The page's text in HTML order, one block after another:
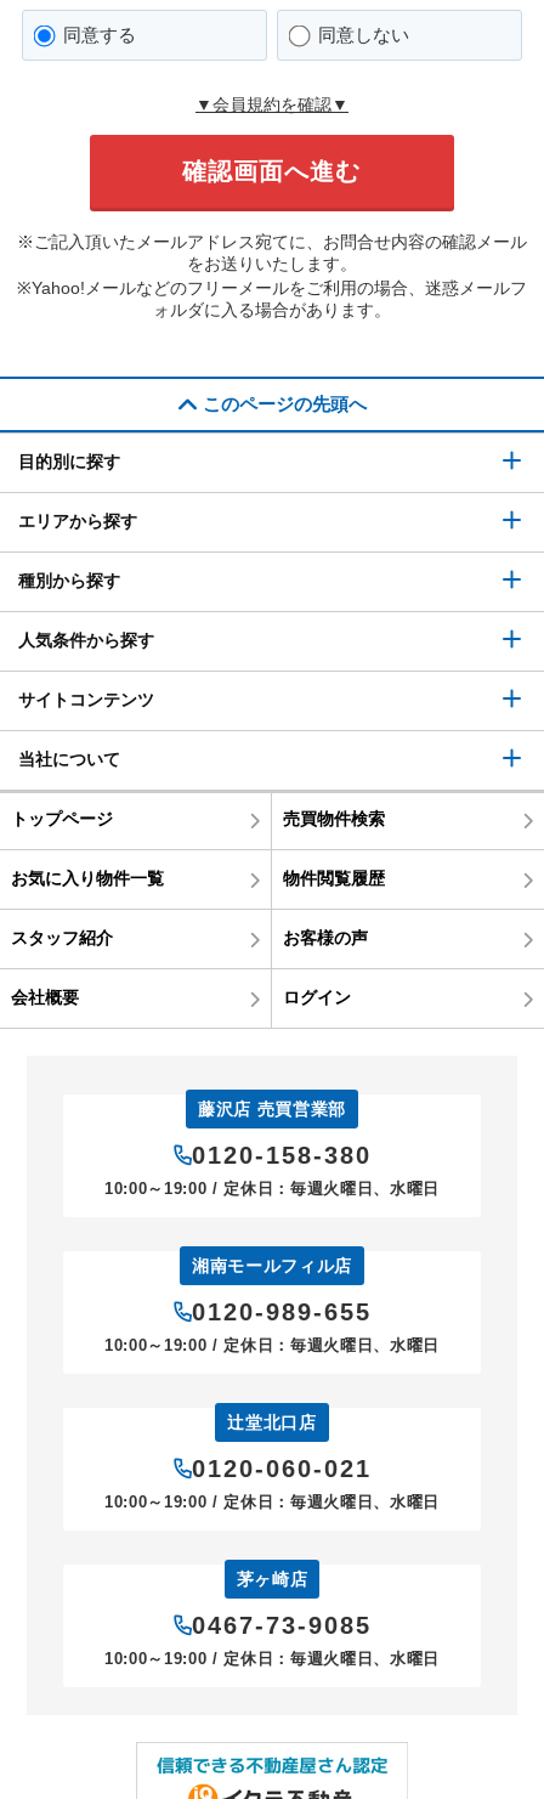
同意する 同意しない
▼会員規約を確認▼
※ご記入頂いたメールアドレス宛てに、お問合せ内容の確認メール
をお送りいたします。
※Yahoo!メールなどのフリーメールをご利用の場合、迷惑メールフ
ォルダに入る場合があります。
このページの先頭へ
目的別に探す
エリアから探す
種別から探す
人気条件から探す
サイトコンテンツ
当社について
トップページ 売買物件検索
お気に入り物件一覧 物件閲覧履歴
スタッフ紹介 お客様の声
会社概要 ログイン
藤沢店 売買営業部
0120-158-380
10:00～19:00 / 定休日：毎週火曜日、水曜日
湘南モールフィル店
0120-989-655
10:00～19:00 / 定休日：毎週火曜日、水曜日
辻堂北口店
0120-060-021
10:00～19:00 / 定休日：毎週火曜日、水曜日
茅ヶ崎店
0467-73-9085
10:00～19:00 / 定休日：毎週火曜日、水曜日